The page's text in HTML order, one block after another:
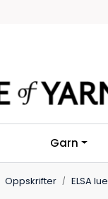
Garn
Oppskrifter ELSA lue